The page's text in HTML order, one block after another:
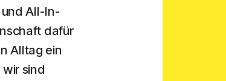
All-In-
dafür
Alltag ein
sind